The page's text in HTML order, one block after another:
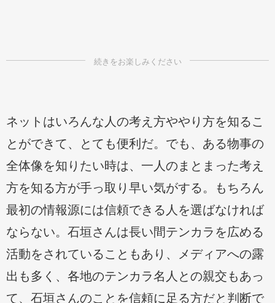
ネットはいろんな人の考え方ややり方を知るこ
とができて、とても便利だ。でも、ある物事の
全体像を知りたい時は、一人のまとまった考え
方を知る方が手っ取り早い気がする。もちろん
最初の情報源には信頼できる人を選ばなければ
ならない。石垣さんは長い間テンカラを広める
活動をされていることもあり、メディアへの露
出も多く、各地のテンカラ名人との親交もあっ
て、石垣さんのことを信頼に足る方だと判断で